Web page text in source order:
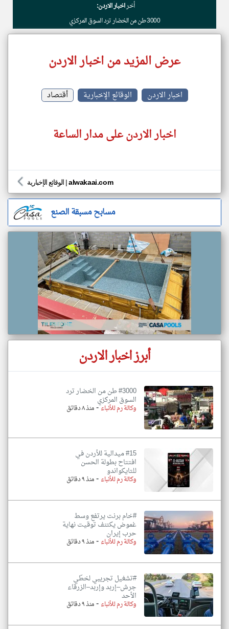
أخراخبار الاردن:
3000 طن من الخضار ترد السوق المركزي
عرض المزيد من اخبار الاردن
اخبار الاردن الوقائع الإخبارية أقتصاد
اخبار الاردن على مدار الساعة
الوقائع الإخبارية |alwakaai.com
مسابح مسبقة الصنع
أبرز اخبار الاردن
#3000 طن من الخضار ترد
السوق المركزي
وكالة رم للأنباء-منذ ٨ دقائق
#15 ميدالية للأردن في
افتتاح بطولة الحسن
للتايكواندو
وكالة رم للأنباء -منذ ٩ دقائق
#خام برنت يرتفع وسط
غموض يكتنف توقيت نهاية
حرب إيران
وكالة رم للأنباء -منذ ٩ دقائق
#تشغيل تجريبي لخطّي
جرش–إربد وإربد–الزرقاء
الأحد
وكالة رم للأنباء -منذ ٩ دقائق